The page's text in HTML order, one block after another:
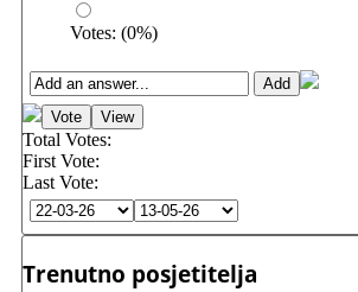
Votes: (0%)
Total Votes:
First Vote:
Last Vote:
Trenutno posjetitelja